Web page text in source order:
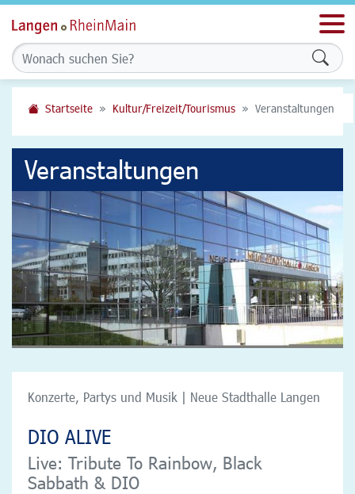
Startseite Kultur/Freizeit/Tourismus Veranstaltungen
Veranstaltungen
Konzerte, Partys und Musik | Neue Stadthalle Langen
DIO ALIVE
Live: Tribute To Rainbow, Black
Sabbath & DIO